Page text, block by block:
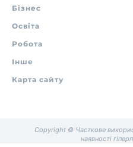
Бізнес
Освіта
Робота
Інше
Карта сайту
Copyright © Часткове
наявності